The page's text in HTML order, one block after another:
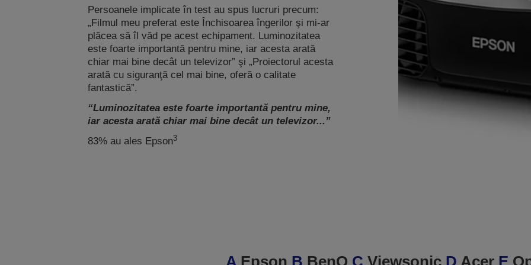
Persoanele implicate în test au spus lucruri precum:
„Filmul meu preferat este Închisoarea îngerilor şi mi-ar
plăcea să îl văd pe acest echipament. Luminozitatea
este foarte importantă pentru mine, iar acesta arată
chiar mai bine decât un televizor” şi „Proiectorul acesta
arată cu siguranţă cel mai bine, oferă o calitate
fantastică”.
“Luminozitatea este foarte importantă pentru mine,
iar acesta arată chiar mai bine decât un televizor...”
83% au ales Epson3
A Epson B BenQ C Viewsonic D Acer E